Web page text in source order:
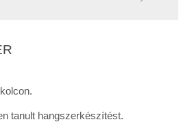
tanult hangszerkészítést.